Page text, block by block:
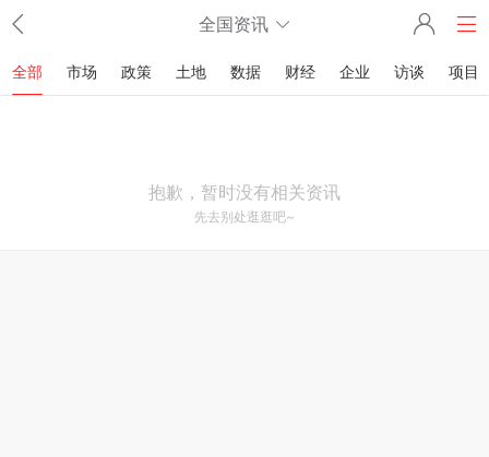
全国资讯
全部 市场 政策 土地 数据 财经 企业 访谈 项目
抱歉，暂时没有相关资讯
先去别处逛逛吧~